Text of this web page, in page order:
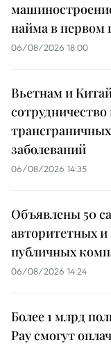
найма в первом
06/08/2026 18:00
Вьетнам и
заболеваний
06/08/2026 14:35
Объявлены 50
авторитетных
публичных
06/08/2026 14:24
Более 1 млрд
Pay смогут